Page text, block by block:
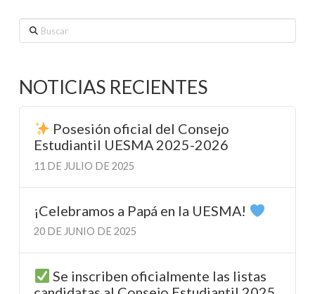
Buscar
NOTICIAS RECIENTES
Posesión oficial del Consejo
Estudiantil UESMA 2025-2026
11 DE JULIO DE 2025
¡Celebramos a Papá en la UESMA!
20 DE JUNIO DE 2025
Se inscriben oficialmente las listas